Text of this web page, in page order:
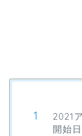
2021
開始日